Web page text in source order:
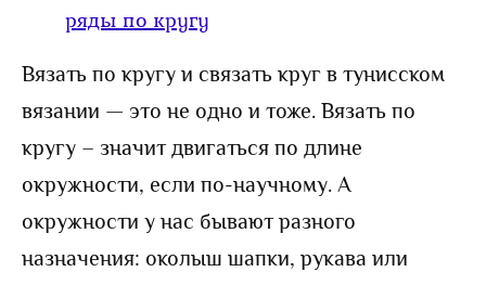
ряды по кругу
Вязать по кругу и связать круг в тунисском
вязании — это не одно и тоже. Вязать по
кругу – значит двигаться по длине
окружности, если по-научному. А
окружности у нас бывают разного
назначения: околыш шапки, рукава или